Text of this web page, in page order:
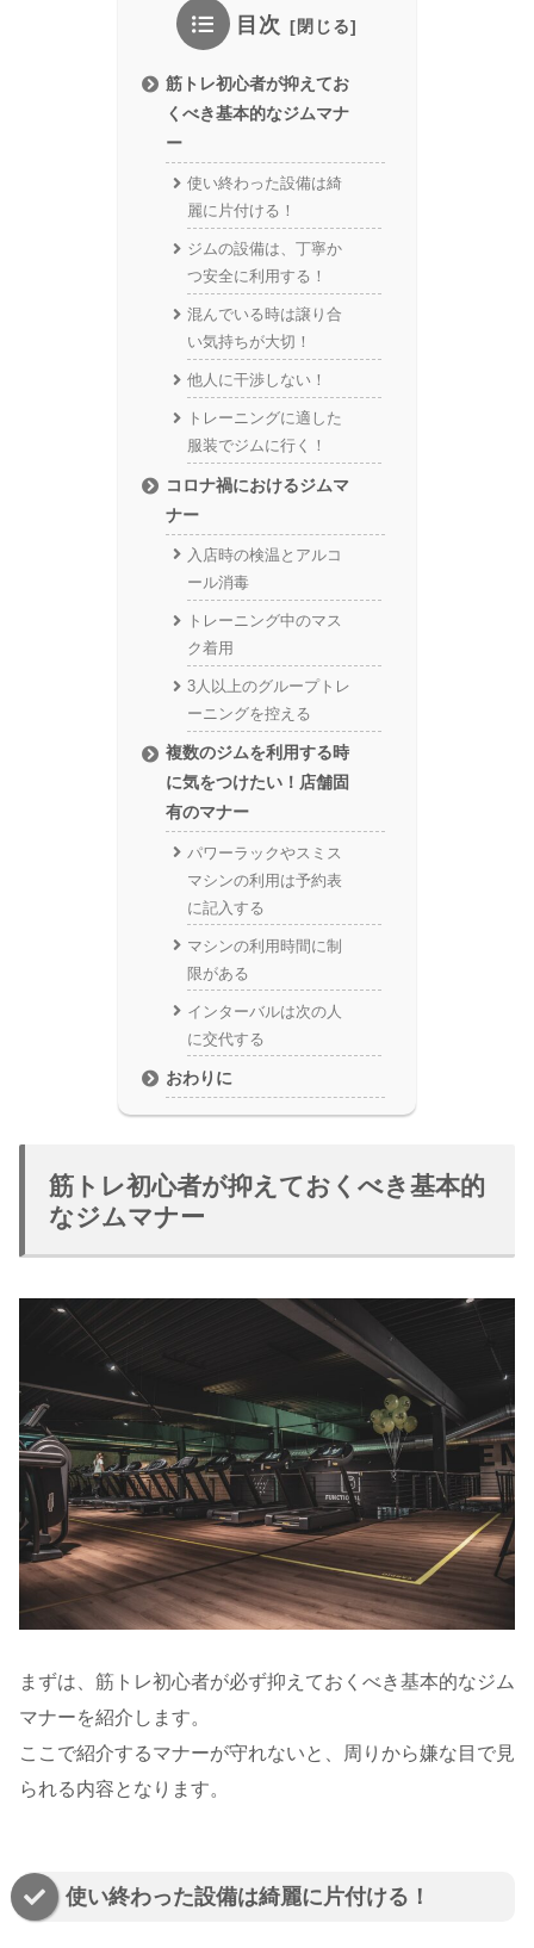
目次
筋トレ初心者が抑えてお
くべき基本的なジムマナ
ー
使い終わった設備は綺
麗に片付ける！
ジムの設備は、丁寧か
つ安全に利用する！
混んでいる時は譲り合
い気持ちが大切！
他人に干渉しない！
トレーニングに適した
服装でジムに行く！
コロナ禍におけるジムマ
ナー
入店時の検温とアルコ
ール消毒
トレーニング中のマス
ク着用
3人以上のグループトレ
ーニングを控える
複数のジムを利用する時
に気をつけたい！店舗固
有のマナー
パワーラックやスミス
マシンの利用は予約表
に記入する
マシンの利用時間に制
限がある
インターバルは次の人
に交代する
おわりに
筋トレ初心者が抑えておくべき基本的
なジムマナー
まずは、筋トレ初心者が必ず抑えておくべき基本的なジム
マナーを紹介します。
ここで紹介するマナーが守れないと、周りから嫌な目で見
られる内容となります。
使い終わった設備は綺麗に片付ける！